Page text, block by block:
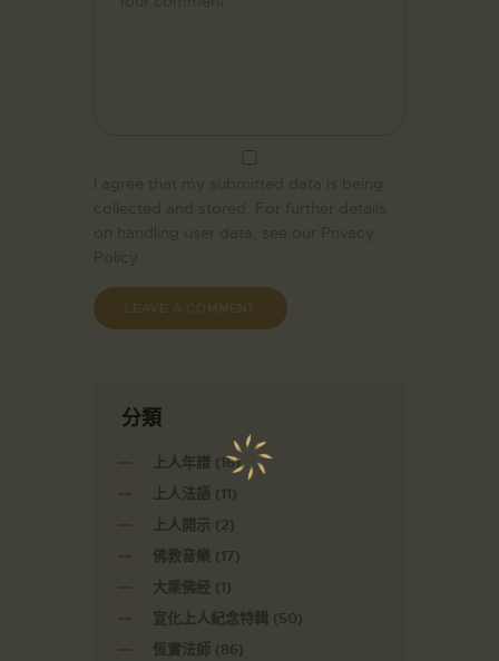
分類
上人年譜 (16)
上人法語 (11)
上人開示 (2)
佛教音樂 (17)
大乘佛经 (1)
宣化上人紀念特輯 (50)
恆實法師 (86)